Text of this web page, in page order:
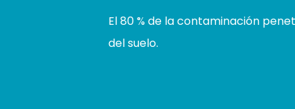
El 80 % de la contaminación
del suelo.